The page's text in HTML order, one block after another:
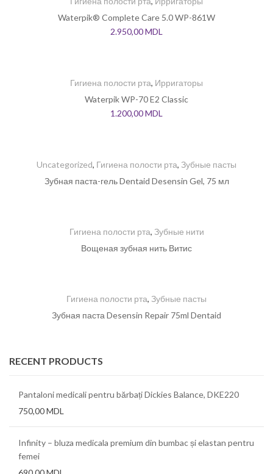
Waterpik® Complete Care 5.0 WP-861W
2.950,00MDL
Гигиена полости рта, Ирригаторы
Waterpik WP-70 E2 Classic
1.200,00MDL
Uncategorized, Гигиена полости рта, Зубные пасты
Зубная паста-гель Dentaid Desensin Gel, 75 мл
Гигиена полости рта, Зубные нити
Вощеная зубная нить Витис
Гигиена полости рта, Зубные пасты
Зубная паста Desensin Repair 75ml Dentaid
RECENT PRODUCTS
Pantaloni medicali pentru bărbați Dickies Balance, DKE220
750,00MDL
Infinity – bluza medicala premium din bumbac și elastan pentru
femei